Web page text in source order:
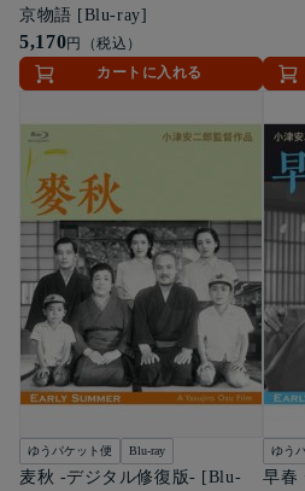
京物語 [Blu-ray]
5,170円（税込）
カートに入れる
ゆうパケット便 Blu-ray
麦秋 -デジタル修復版- [Blu-
ゆう
早春